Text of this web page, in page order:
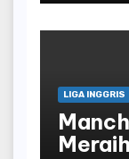
LIGA INGGRIS